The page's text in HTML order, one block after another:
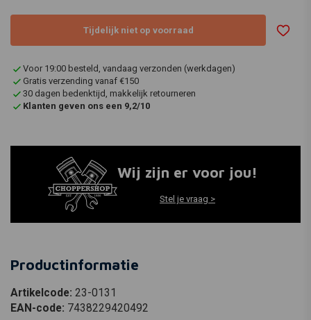
Tijdelijk niet op voorraad
Voor 19:00 besteld, vandaag verzonden (werkdagen)
Gratis verzending vanaf €150
30 dagen bedenktijd, makkelijk retourneren
Klanten geven ons een 9,2/10
Wij zijn er voor jou!
Stel je vraag >
Productinformatie
Artikelcode: 23-0131
EAN-code: 7438229420492